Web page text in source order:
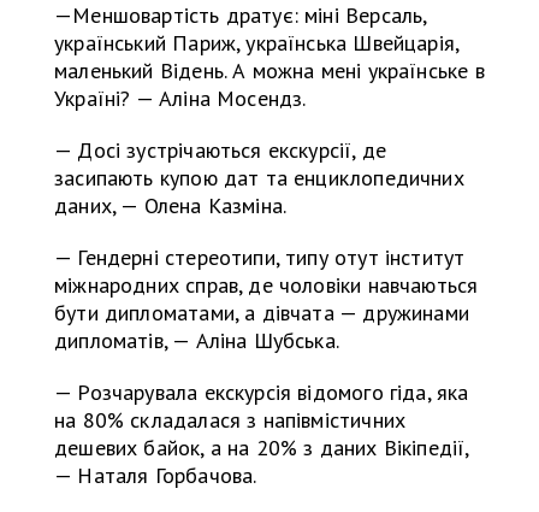
—Меншовартість дратує: міні Версаль,
український Париж, українська Швейцарія,
маленький Відень. А можна мені українське в
Україні? — Аліна Мосендз.
— Досі зустрічаються екскурсії, де
засипають купою дат та енциклопедичних
даних, — Олена Казміна.
— Гендерні стереотипи, типу отут інститут
міжнародних справ, де чоловіки навчаються
бути дипломатами, а дівчата — дружинами
дипломатів, — Аліна Шубська.
— Розчарувала екскурсія відомого гіда, яка
на 80% складалася з напівмістичних
дешевих байок, а на 20% з даних Вікіпедії,
— Наталя Горбачова.